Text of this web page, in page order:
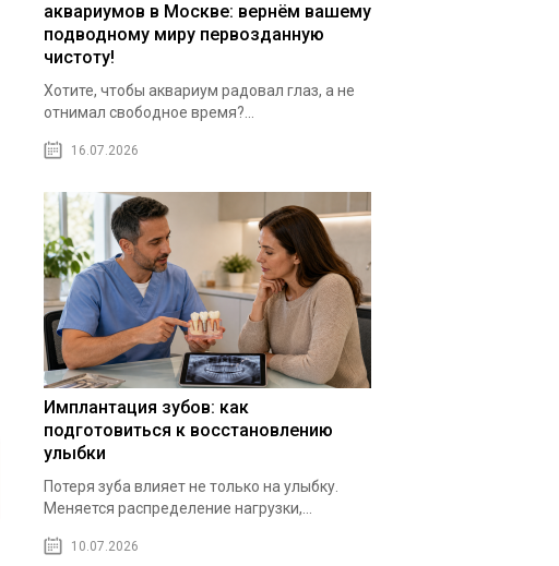
аквариумов в Москве: вернём вашему
подводному миру первозданную
чистоту!
Хотите, чтобы аквариум радовал глаз, а не
отнимал свободное время?...
16.07.2026
Имплантация зубов: как
подготовиться к восстановлению
улыбки
Потеря зуба влияет не только на улыбку.
Меняется распределение нагрузки,...
10.07.2026